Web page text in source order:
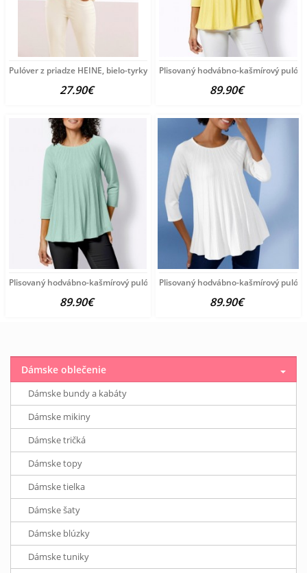
Pulóver z priadze HEINE, bielo-tyrkysový
27.90€
Plisovaný hodvábno-kašmírový
89.90€
Plisovaný hodvábno-kašmírový pulóver vzhľadom Création
89.90€
Plisovaný hodvábno-kašmírový
89.90€
Dámske oblečenie
Dámske bundy a kabáty
Dámske mikiny
Dámske tričká
Dámske topy
Dámske tielka
Dámske šaty
Dámske blúzky
Dámske tuniky